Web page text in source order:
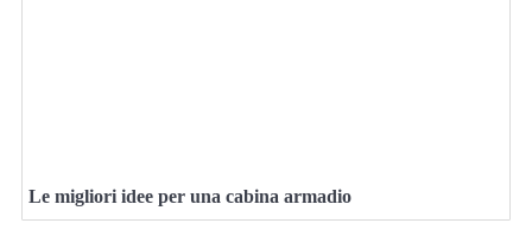
Le migliori idee per una cabina armadio